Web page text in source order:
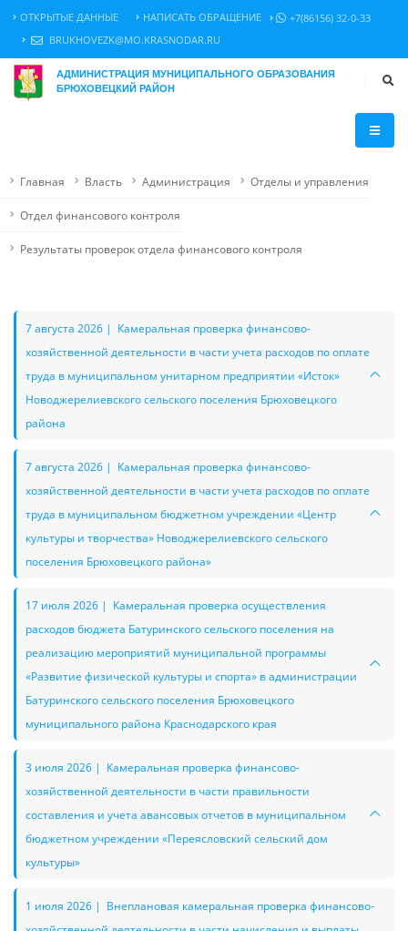
ОТКРЫТЫЕ ДАННЫЕ НАПИСАТЬ ОБРАЩЕНИЕ
+7(86156) 32-0-33
BRUKHOVEZK@MO.KRASNODAR.RU
АДМИНИСТРАЦИЯ МУНИЦИПАЛЬНОГО ОБРАЗОВАНИЯ
БРЮХОВЕЦКИЙ РАЙОН
Главная Власть Администрация Отделы и управления
Отдел финансового контроля
Результаты проверок отдела финансового контроля
7 августа 2026 | Камеральная проверка финансово-
хозяйственной деятельности в части учета расходов по оплате
труда в муниципальном унитарном предприятии «Исток»
Новоджерелиевского сельского поселения Брюховецкого
района
7 августа 2026 | Камеральная проверка финансово-
хозяйственной деятельности в части учета расходов по оплате
труда в муниципальном бюджетном учреждении «Центр
культуры и творчества» Новоджерелиевского сельского
поселения Брюховецкого района»
17 июля 2026 | Камеральная проверка осуществления
расходов бюджета Батуринского сельского поселения на
реализацию мероприятий муниципальной программы
«Развитие физической культуры и спорта» в администрации
Батуринского сельского поселения Брюховецкого
муниципального района Краснодарского края
3 июля 2026 | Камеральная проверка финансово-
хозяйственной деятельности в части правильности
составления и учета авансовых отчетов в муниципальном
бюджетном учреждении «Переясловский сельский дом
культуры»
1 июля 2026 | Внеплановая камеральная проверка финансово-